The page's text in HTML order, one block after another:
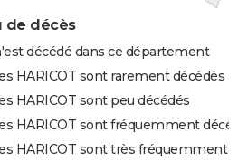
de décès
décédé dans ce département
HARICOT sont rarement décédés
HARICOT sont peu décédés
HARICOT sont fréquemment
HARICOT sont très fréquemment